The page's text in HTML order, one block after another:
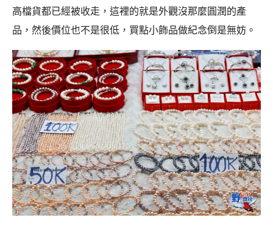
高檔貨都已經被收走，這裡的就是外觀沒那麼圓潤的產
品，然後價位也不是很低，買點小飾品做紀念倒是無妨。